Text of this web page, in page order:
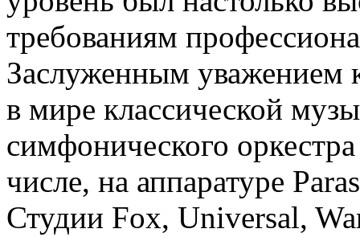
требованиям
Заслуженным уважением
в мире классической
симфонического
числе, на аппаратуре
Студии Fox, Universal,